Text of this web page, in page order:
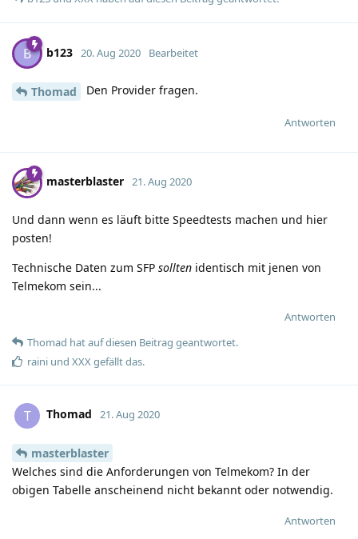
B b123 20. Aug 2020 Bearbeitet
Thomad Den Provider fragen.
Antworten
masterblaster 21. Aug 2020
Und dann wenn es läuft bitte Speedtests machen und hier
posten!
Technische Daten zum SFP sollten identisch mit jenen von
Telmekom sein...
Antworten
Thomad hatauf diesen Beitrag geantwortet.
raini und XXX gefällt das.
T Thomad 21. Aug 2020
masterblaster
Welches sind die Anforderungen von Telmekom? In der
obigen Tabelle anscheinend nicht bekannt oder notwendig.
Antworten